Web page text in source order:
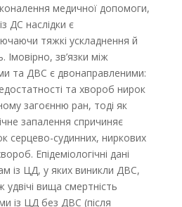
медичної допомоги,
ДС наслідки є
тяжкі ускладнення й
Імовірно, зв’язки між
та ДВС є двонаправленими:
та хвороб нирок
загоєнню ран, тоді як
запалення спричиняє
серцево-судинних, ниркових
Епідеміологічні дані
із ЦД, у яких виникли ДВС,
вища смертність
із ЦД без ДВС (після